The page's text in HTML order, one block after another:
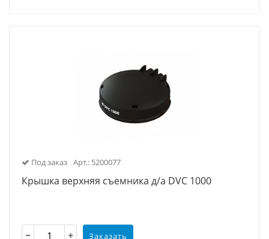
Под заказ Арт.: 5200077
Крышка верхняя съемника д/а DVC 1000
Заказать